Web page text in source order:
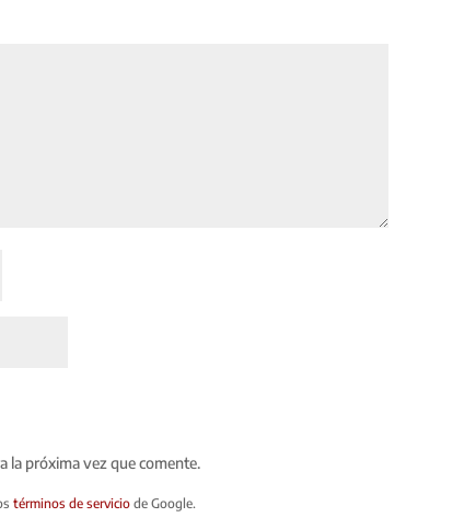
la próxima vez que comente.
términos de servicio de Google.